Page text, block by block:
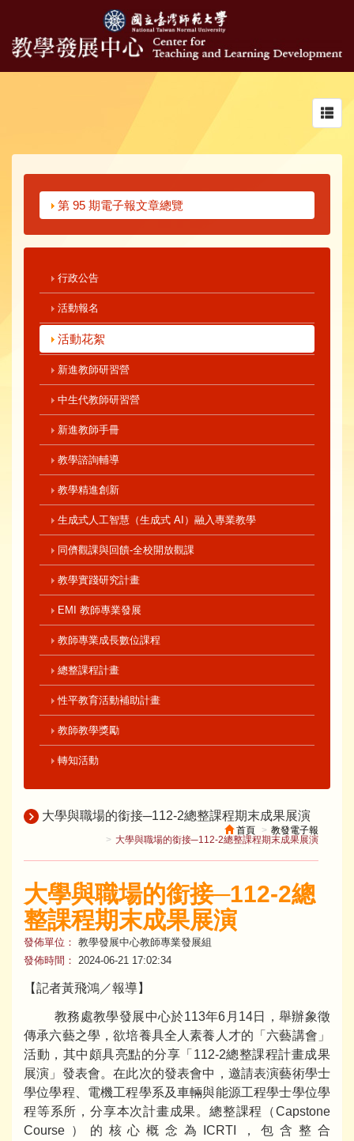
第 95 期電子報文章總覽
行政公告
活動報名
活動花絮
新進教師研習營
中生代教師研習營
新進教師手冊
教學諮詢輔導
教學精進創新
生成式人工智慧（生成式 AI）融入專業教學
同儕觀課與回饋-全校開放觀課
教學實踐研究計畫
EMI 教師專業發展
教師專業成長數位課程
總整課程計畫
性平教育活動補助計畫
教師教學獎勵
轉知活動
大學與職場的銜接─112-2總整課程期末成果展演
首頁
教發電子報
大學與職場的銜接─112-2總整課程期末成果展演
大學與職場的銜接─112-2總
整課程期末成果展演
發佈單位： 教學發展中心教師專業發展組
發佈時間：
2024-06-21 17:02:34
【記者黃飛鴻／報導】
教務處教學發展中心於113年6月14日，舉辦象徵
傳承六藝之學，欲培養具全人素養人才的「六藝講會」
活動，其中頗具亮點的分享「112-2總整課程計畫成果
展演」發表會。在此次的發表會中，邀請表演藝術學士
學位學程、電機工程學系及車輛與能源工程學士學位學
程等系所，分享本次計畫成果。總整課程（Capstone
Course）的核心概念為ICRTI，包含整合